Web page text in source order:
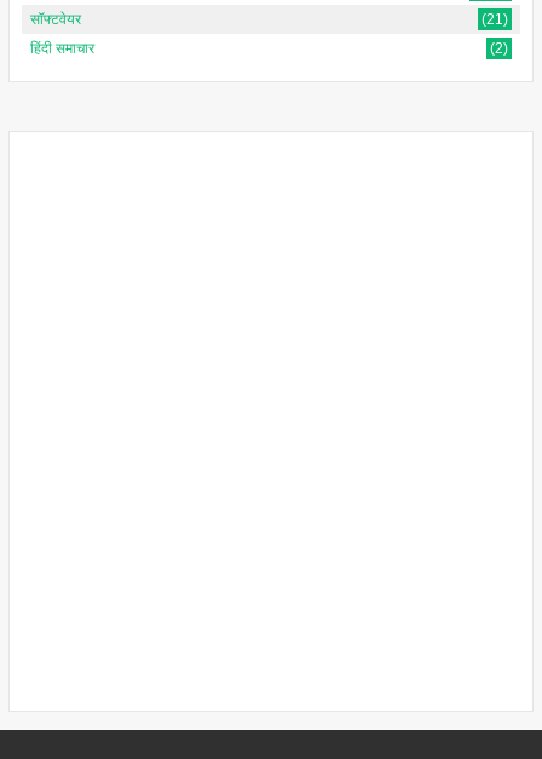
सॉफ्टवेयर
(21)
हिंदी समाचार
(2)